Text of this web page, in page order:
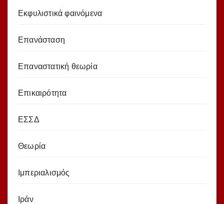
Εκφυλιστικά φαινόμενα
Επανάσταση
Επαναστατική θεωρία
Επικαιρότητα
ΕΣΣΔ
Θεωρία
Ιμπεριαλισμός
Ιράν